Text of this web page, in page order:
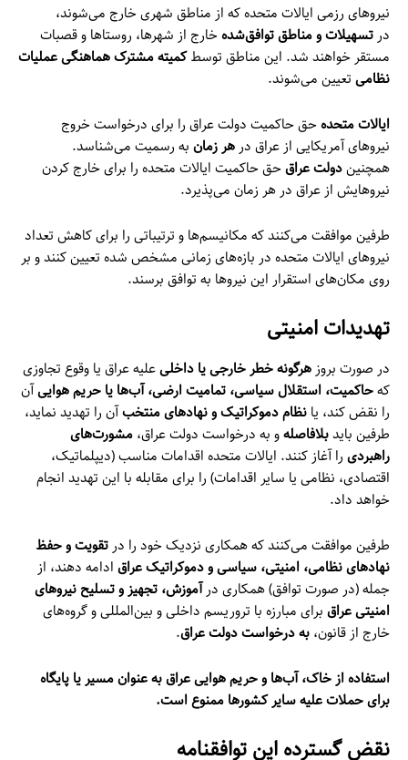
نیروهای رزمی ایالات متحده که از مناطق شهری خارج می‌شوند،
درتسهیلات و مناطق توافق‌شدهخارج از شهرها، روستاها و قصبات
مستقر خواهند شد. این مناطق توسطکمیته مشترک هماهنگی عملیات
نظامیتعیین می‌شوند.
ایالات متحدهحق حاکمیت دولت عراق را برای درخواست خروج
نیروهای آمریکایی از عراق درهر زمانبه رسمیت می‌شناسد.
همچنیندولت عراقحق حاکمیت ایالات متحده را برای خارج کردن
نیروهایش از عراق در هر زمان می‌پذیرد.
طرفین موافقت می‌کنند که مکانیسم‌ها و ترتیباتی را برای کاهش تعداد
نیروهای ایالات متحده در بازه‌های زمانی مشخص شده تعیین کنند و بر
روی مکان‌های استقرار این نیروها به توافق برسند.
تهدیدات امنیتی
در صورت بروزهرگونه خطر خارجی یا داخلیعلیه عراق یا وقوع تجاوزی
کهحاکمیت، استقلال سیاسی، تمامیت ارضی، آب‌ها یا حریم هواییآن
را نقض کند، یانظام دموکراتیک و نهادهای منتخبآن را تهدید نماید،
طرفین بایدبلافاصلهو به درخواست دولت عراق،مشورت‌های
راهبردیرا آغاز کنند. ایالات متحده اقدامات مناسب (دیپلماتیک،
اقتصادی، نظامی یا سایر اقدامات) را برای مقابله با این تهدید انجام
خواهد داد.
طرفین موافقت می‌کنند که همکاری نزدیک خود را درتقویت و حفظ
نهادهای نظامی، امنیتی، سیاسی و دموکراتیک عراقادامه دهند، از
جمله (در صورت توافق) همکاری درآموزش، تجهیز و تسلیح نیروهای
امنیتی عراقبرای مبارزه با تروریسم داخلی و بین‌المللی و گروه‌های
خارج از قانون،به درخواست دولت عراق.
استفاده از خاک، آب‌ها و حریم هوایی عراق به عنوان مسیر یا پایگاه
برای حملات علیه سایر کشورها ممنوع است.
نقض گسترده این توافقنامه